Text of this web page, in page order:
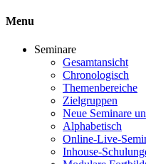
Menu
Seminare
Gesamtansicht
Chronologisch
Themenbereiche
Zielgruppen
Neue Seminare
Alphabetisch
Online-Live-
Inhouse-